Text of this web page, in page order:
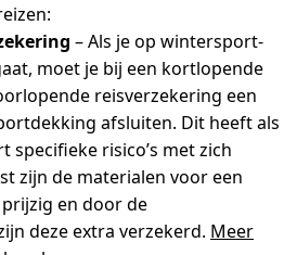
– Als je op wintersport-
moet je bij een kortlopende
reisverzekering een
afsluiten. Dit heeft als
risico’s met zich
zijn de materialen voor een
en door de
deze extra verzekerd. Meer